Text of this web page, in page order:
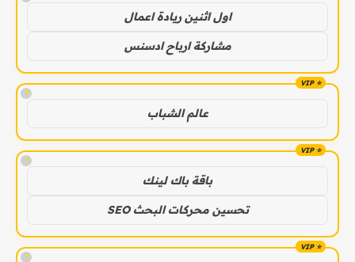
اول اثنين ريادة اعمال
مشاركة ارباح ادسنس
!
عالم الشباب
!
باقة باك لينك
تحسين محركات البحث SEO
!